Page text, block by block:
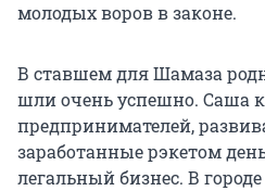
молодых воров в законе.
В ставшем для Шамаза
шли очень успешно. Саша
предпринимателей,
заработанные рэкетом
легальный бизнес. В